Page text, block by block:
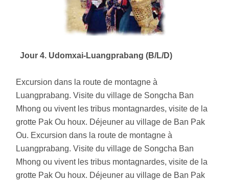
Jour 4. Udomxai-Luangprabang (B/L/D)
Excursion dans la route de montagne à
Luangprabang. Visite du village de Songcha Ban
Mhong ou vivent les tribus montagnardes, visite de la
grotte Pak Ou houx. Déjeuner au village de Ban Pak
Ou. Excursion dans la route de montagne à
Luangprabang. Visite du village de Songcha Ban
Mhong ou vivent les tribus montagnardes, visite de la
grotte Pak Ou houx. Déjeuner au village de Ban Pak